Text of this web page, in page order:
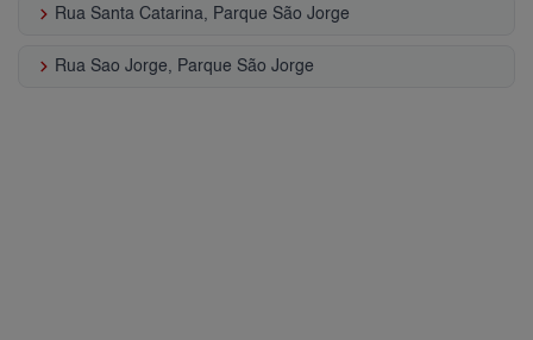
keyboard_arrow_right Rua Santa Catarina, Parque São Jorge
keyboard_arrow_right Rua Sao Jorge, Parque São Jorge